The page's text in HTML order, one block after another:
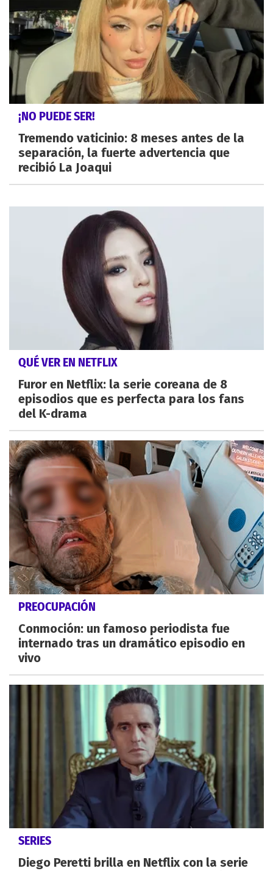
¡NO PUEDE SER!
Tremendo vaticinio: 8 meses antes de la
separación, la fuerte advertencia que
recibió La Joaqui
QUÉ VER EN NETFLIX
Furor en Netflix: la serie coreana de 8
episodios que es perfecta para los fans
del K-drama
PREOCUPACIÓN
Conmoción: un famoso periodista fue
internado tras un dramático episodio en
vivo
SERIES
Diego Peretti brilla en Netflix con la serie